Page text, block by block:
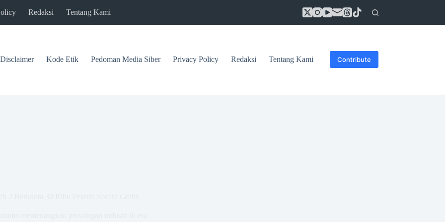
Redaksi Tentang Kami
Disclaimer Kode Etik Pedoman Media Siber Privacy Policy Redaksi Tentang Kami Contribute